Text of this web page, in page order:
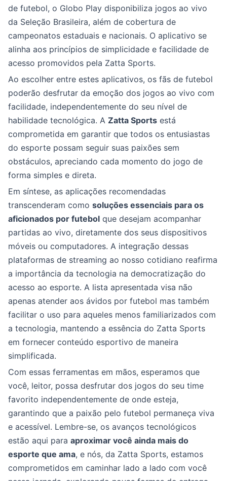
de futebol, o Globo Play disponibiliza jogos ao vivo
da Seleção Brasileira, além de cobertura de
campeonatos estaduais e nacionais. O aplicativo se
alinha aos princípios de simplicidade e facilidade de
acesso promovidos pela Zatta Sports.
Ao escolher entre estes aplicativos, os fãs de futebol
poderão desfrutar da emoção dos jogos ao vivo com
facilidade, independentemente do seu nível de
habilidade tecnológica. A Zatta Sports está
comprometida em garantir que todos os entusiastas
do esporte possam seguir suas paixões sem
obstáculos, apreciando cada momento do jogo de
forma simples e direta.
Em síntese, as aplicações recomendadas
transcenderam como soluções essenciais para os
aficionados por futebol que desejam acompanhar
partidas ao vivo, diretamente dos seus dispositivos
móveis ou computadores. A integração dessas
plataformas de streaming ao nosso cotidiano reafirma
a importância da tecnologia na democratização do
acesso ao esporte. A lista apresentada visa não
apenas atender aos ávidos por futebol mas também
facilitar o uso para aqueles menos familiarizados com
a tecnologia, mantendo a essência do Zatta Sports
em fornecer conteúdo esportivo de maneira
simplificada.
Com essas ferramentas em mãos, esperamos que
você, leitor, possa desfrutar dos jogos do seu time
favorito independentemente de onde esteja,
garantindo que a paixão pelo futebol permaneça viva
e acessível. Lembre-se, os avanços tecnológicos
estão aqui para aproximar você ainda mais do
esporte que ama, e nós, da Zatta Sports, estamos
comprometidos em caminhar lado a lado com você